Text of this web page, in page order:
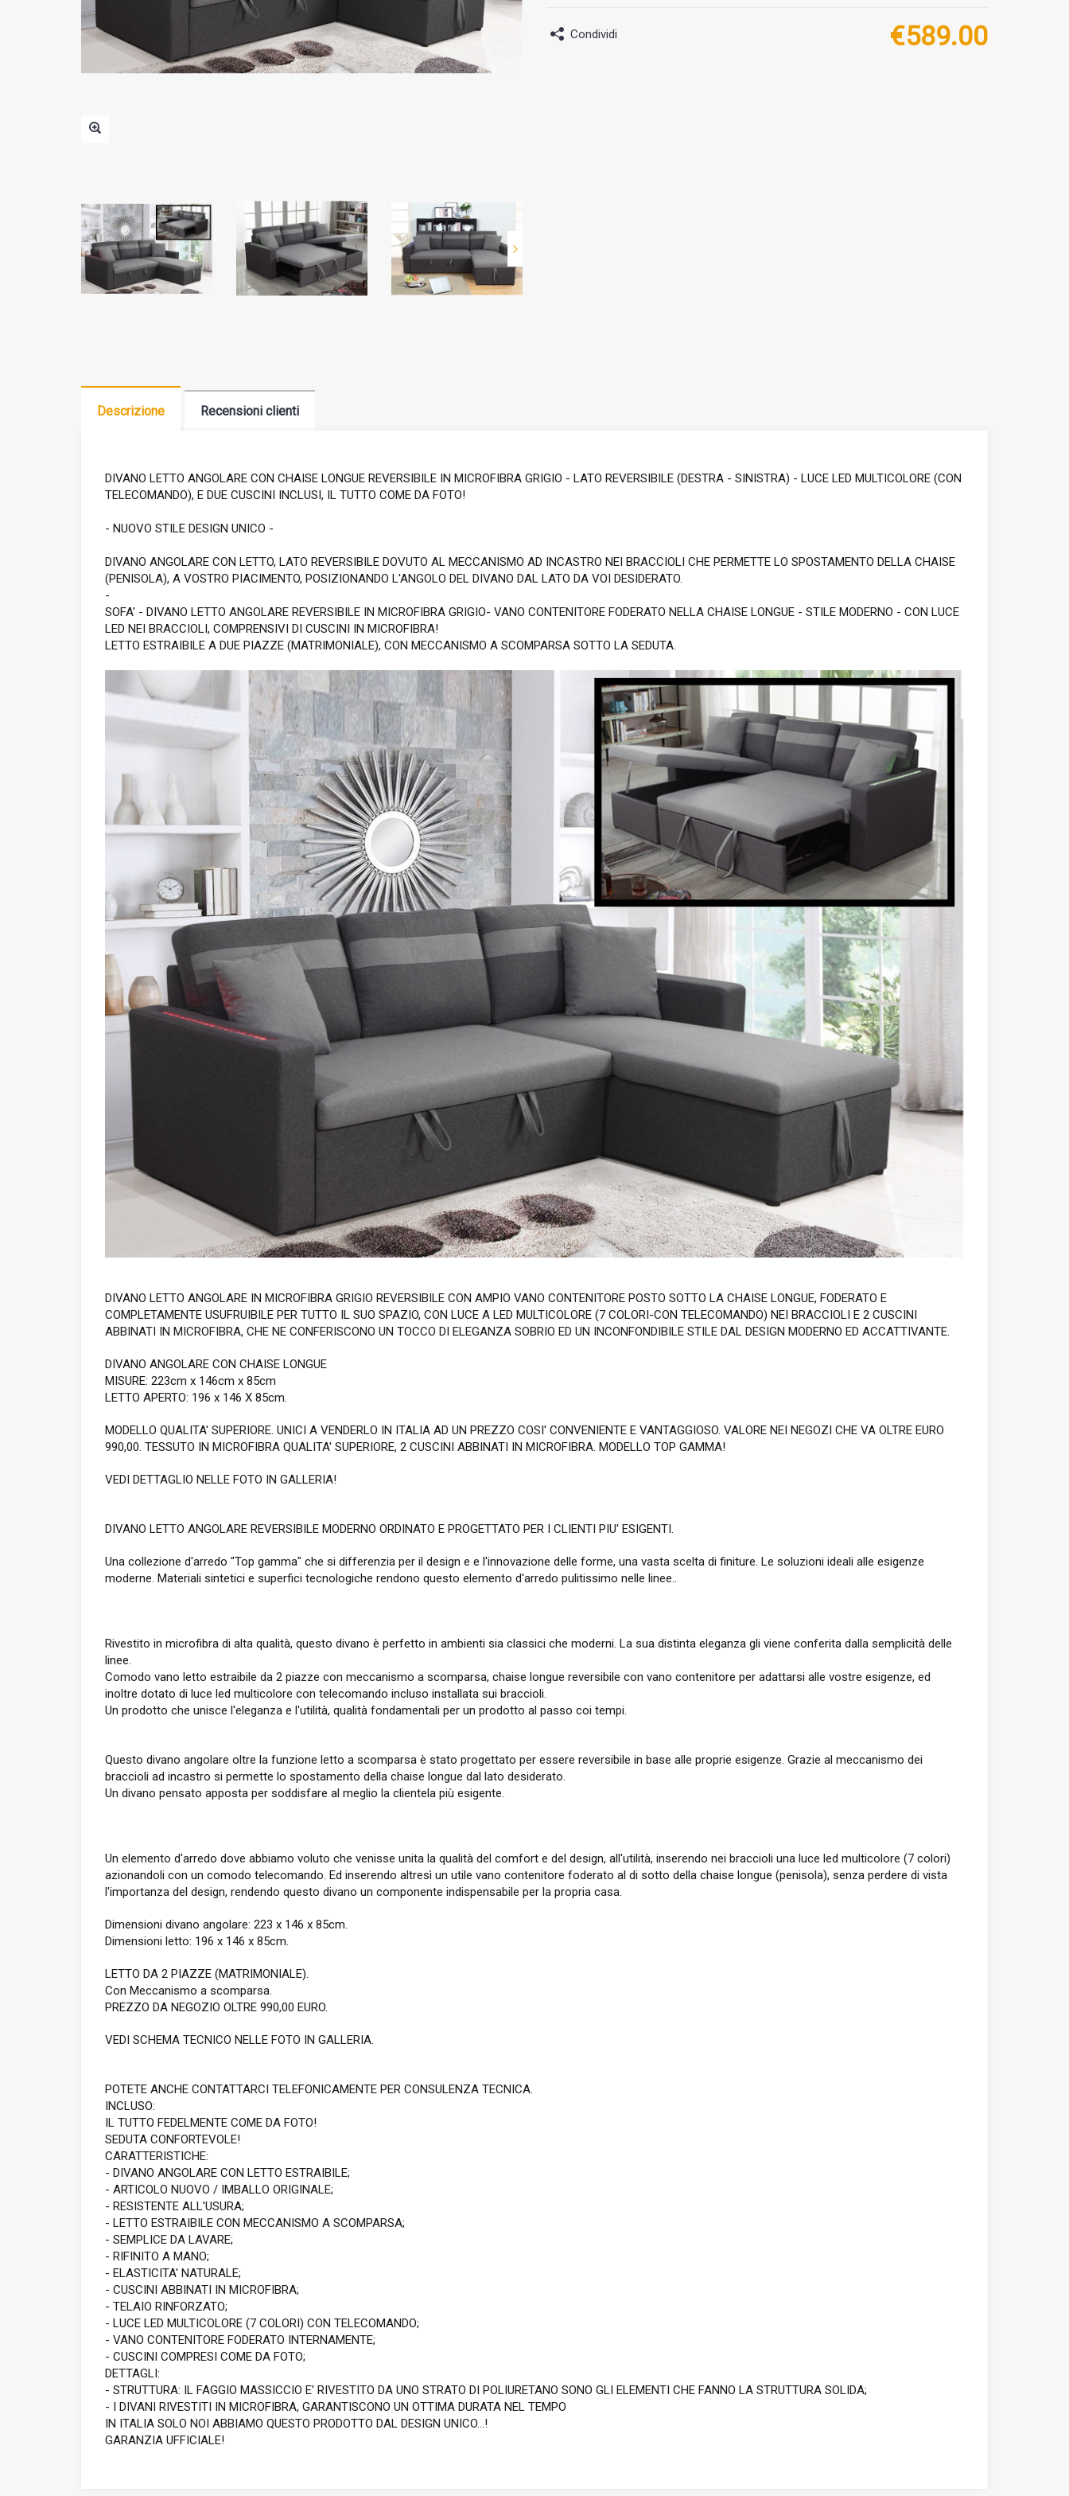
Condividi €589.00
Descrizione Recensioni clienti
DIVANO LETTO ANGOLARE CON CHAISE LONGUE REVERSIBILE IN MICROFIBRA GRIGIO - LATO REVERSIBILE (DESTRA - SINISTRA) - LUCE LED MULTICOLORE (CON
TELECOMANDO), E DUE CUSCINI INCLUSI, IL TUTTO COME DA FOTO!
- NUOVO STILE DESIGN UNICO -
DIVANO ANGOLARE CON LETTO, LATO REVERSIBILE DOVUTO AL MECCANISMO AD INCASTRO NEI BRACCIOLI CHE PERMETTE LO SPOSTAMENTO DELLA CHAISE
(PENISOLA), A VOSTRO PIACIMENTO, POSIZIONANDO L'ANGOLO DEL DIVANO DAL LATO DA VOI DESIDERATO.
-
SOFA' - DIVANO LETTO ANGOLARE REVERSIBILE IN MICROFIBRA GRIGIO- VANO CONTENITORE FODERATO NELLA CHAISE LONGUE - STILE MODERNO - CON LUCE
LED NEI BRACCIOLI, COMPRENSIVI DI CUSCINI IN MICROFIBRA!
LETTO ESTRAIBILE A DUE PIAZZE (MATRIMONIALE), CON MECCANISMO A SCOMPARSA SOTTO LA SEDUTA.
DIVANO LETTO ANGOLARE IN MICROFIBRA GRIGIO REVERSIBILE CON AMPIO VANO CONTENITORE POSTO SOTTO LA CHAISE LONGUE, FODERATO E
COMPLETAMENTE USUFRUIBILE PER TUTTO IL SUO SPAZIO, CON LUCE A LED MULTICOLORE (7 COLORI-CON TELECOMANDO) NEI BRACCIOLI E 2 CUSCINI
ABBINATI IN MICROFIBRA, CHE NE CONFERISCONO UN TOCCO DI ELEGANZA SOBRIO ED UN INCONFONDIBILE STILE DAL DESIGN MODERNO ED ACCATTIVANTE.
DIVANO ANGOLARE CON CHAISE LONGUE
MISURE: 223cm x 146cm x 85cm
LETTO APERTO: 196 x 146 X 85cm.
MODELLO QUALITA' SUPERIORE. UNICI A VENDERLO IN ITALIA AD UN PREZZO COSI' CONVENIENTE E VANTAGGIOSO. VALORE NEI NEGOZI CHE VA OLTRE EURO
990,00. TESSUTO IN MICROFIBRA QUALITA' SUPERIORE, 2 CUSCINI ABBINATI IN MICROFIBRA. MODELLO TOP GAMMA!
VEDI DETTAGLIO NELLE FOTO IN GALLERIA!
DIVANO LETTO ANGOLARE REVERSIBILE MODERNO ORDINATO E PROGETTATO PER I CLIENTI PIU' ESIGENTI.
Una collezione d'arredo "Top gamma" che si differenzia per il design e e l'innovazione delle forme, una vasta scelta di finiture. Le soluzioni ideali alle esigenze
moderne. Materiali sintetici e superfici tecnologiche rendono questo elemento d'arredo pulitissimo nelle linee..
Rivestito in microfibra di alta qualità, questo divano è perfetto in ambienti sia classici che moderni. La sua distinta eleganza gli viene conferita dalla semplicità delle
linee.
Comodo vano letto estraibile da 2 piazze con meccanismo a scomparsa, chaise longue reversibile con vano contenitore per adattarsi alle vostre esigenze, ed
inoltre dotato di luce led multicolore con telecomando incluso installata sui braccioli.
Un prodotto che unisce l'eleganza e l'utilità, qualità fondamentali per un prodotto al passo coi tempi.
Questo divano angolare oltre la funzione letto a scomparsa è stato progettato per essere reversibile in base alle proprie esigenze. Grazie al meccanismo dei
braccioli ad incastro si permette lo spostamento della chaise longue dal lato desiderato.
Un divano pensato apposta per soddisfare al meglio la clientela più esigente.
Un elemento d'arredo dove abbiamo voluto che venisse unita la qualità del comfort e del design, all'utilità, inserendo nei braccioli una luce led multicolore (7 colori)
azionandoli con un comodo telecomando. Ed inserendo altresì un utile vano contenitore foderato al di sotto della chaise longue (penisola), senza perdere di vista
l'importanza del design, rendendo questo divano un componente indispensabile per la propria casa.
Dimensioni divano angolare: 223 x 146 x 85cm.
Dimensioni letto: 196 x 146 x 85cm.
LETTO DA 2 PIAZZE (MATRIMONIALE).
Con Meccanismo a scomparsa.
PREZZO DA NEGOZIO OLTRE 990,00 EURO.
VEDI SCHEMA TECNICO NELLE FOTO IN GALLERIA.
POTETE ANCHE CONTATTARCI TELEFONICAMENTE PER CONSULENZA TECNICA.
INCLUSO:
IL TUTTO FEDELMENTE COME DA FOTO!
SEDUTA CONFORTEVOLE!
CARATTERISTICHE:
- DIVANO ANGOLARE CON LETTO ESTRAIBILE;
- ARTICOLO NUOVO / IMBALLO ORIGINALE;
- RESISTENTE ALL'USURA;
- LETTO ESTRAIBILE CON MECCANISMO A SCOMPARSA;
- SEMPLICE DA LAVARE;
- RIFINITO A MANO;
- ELASTICITA' NATURALE;
- CUSCINI ABBINATI IN MICROFIBRA;
- TELAIO RINFORZATO;
- LUCE LED MULTICOLORE (7 COLORI) CON TELECOMANDO;
- VANO CONTENITORE FODERATO INTERNAMENTE;
- CUSCINI COMPRESI COME DA FOTO;
DETTAGLI:
- STRUTTURA: IL FAGGIO MASSICCIO E' RIVESTITO DA UNO STRATO DI POLIURETANO SONO GLI ELEMENTI CHE FANNO LA STRUTTURA SOLIDA;
- I DIVANI RIVESTITI IN MICROFIBRA, GARANTISCONO UN OTTIMA DURATA NEL TEMPO
IN ITALIA SOLO NOI ABBIAMO QUESTO PRODOTTO DAL DESIGN UNICO...!
GARANZIA UFFICIALE!